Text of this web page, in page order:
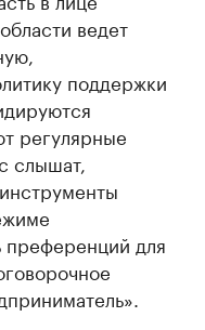
ведет
поддержки
регулярные
слышат,
преференций для